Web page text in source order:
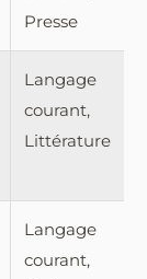
Presse
Langage
courant,
Littérature
Langage
courant,